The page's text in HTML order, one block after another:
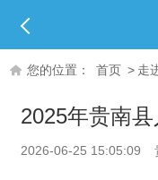
您的位置： 首页 > 走
2025年贵南
2026-06-25 15:05:09